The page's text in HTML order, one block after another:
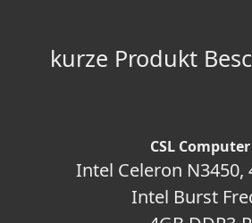
kurze Produkt
CSL Computer
Intel Celeron N3450,
Intel Burst